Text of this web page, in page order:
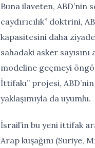
Buna ilaveten,
caydırıcılık” doktrini,
kapasitesini daha
sahadaki asker
modeline geçmeyi
İttifakı” projesi,
yaklaşımıyla da uyumlu.
İsrail’in bu yeni ittifak
Arap kuşağını (Suriye,